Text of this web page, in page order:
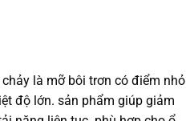
là mỡ bôi trơn có điểm nhỏ
độ lớn. sản phẩm giúp giảm